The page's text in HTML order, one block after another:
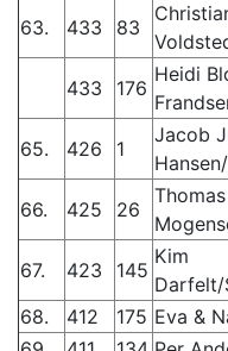
63. 433 83
433 176
Heidi
65. 426 1
Jacob
66. 425 26
Thomas
67. 423 145
Kim
Darfelt/
68.
412 175 Eva &